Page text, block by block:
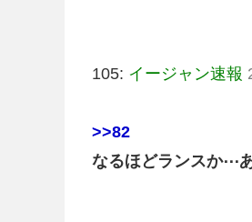
105: イージャン速報
>>82
なるほどランスか⋯